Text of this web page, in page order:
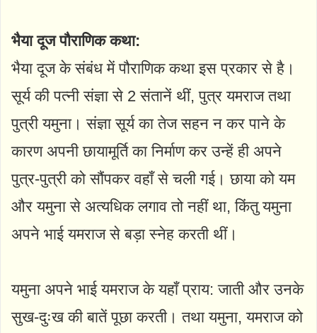
भैया दूज पौराणिक कथा:
भैया दूज के संबंध में पौराणिक कथा इस प्रकार से है।
सूर्य की पत्नी संज्ञा से 2 संतानें थीं, पुत्र यमराज तथा
पुत्री यमुना। संज्ञा सूर्य का तेज सहन न कर पाने के
कारण अपनी छायामूर्ति का निर्माण कर उन्हें ही अपने
पुत्र-पुत्री को सौंपकर वहाँ से चली गई। छाया को यम
और यमुना से अत्यधिक लगाव तो नहीं था, किंतु यमुना
अपने भाई यमराज से बड़ा स्नेह करती थीं।
यमुना अपने भाई यमराज के यहाँ प्राय: जाती और उनके
सुख-दुःख की बातें पूछा करती। तथा यमुना, यमराज को